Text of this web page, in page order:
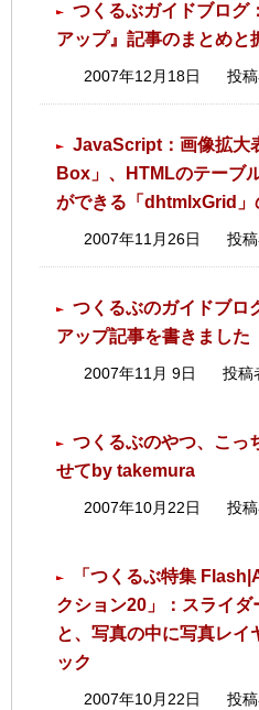
つくるぶガイドブログ
アップ』記事のまとめと
2007年12月18日 投
JavaScript：画像拡大
Box」、HTMLのテーブ
ができる「dhtmlxGrid」
2007年11月26日 投
つくるぶのガイドブロ
アップ記事を書きました
2007年11月 9日 投稿
つくるぶのやつ、こっ
せてby takemura
2007年10月22日 投
「つくるぶ特集
クション20」：スライ
と、写真の中に写真レイ
ック
2007年10月22日 投